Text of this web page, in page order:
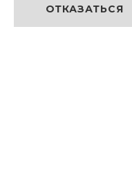
Режим работы:
09:00 - 18:00
ОТКАЗАТЬСЯ